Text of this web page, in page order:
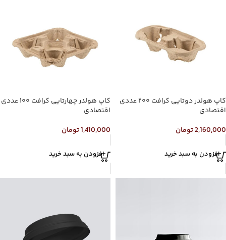
کاپ هولدر دوتایی کرافت ۲۰۰ عددی
اقتصادی
2,160,000تومان
افزودن به سبد خرید
کاپ هولدر چهارتایی کرافت ۱۰۰ عددی
اقتصادی
1,410,000تومان
افزودن به سبد خرید